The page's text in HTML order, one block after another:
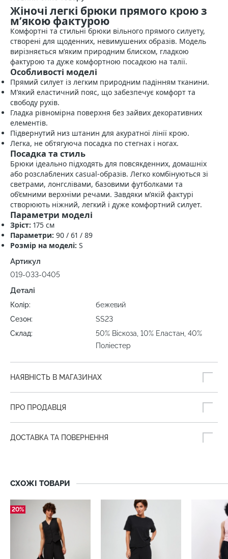
Жіночі легкі брюки прямого крою з
м’якою фактурою
Комфортні та стильні брюки вільного прямого силуету,
створені для щоденних, невимушених образів. Модель
вирізняється м’яким природним блиском, гладкою
фактурою та дуже комфортною посадкою на талії.
Особливості моделі
Прямий силует із легким природним падінням тканини.
М’який еластичний пояс, що забезпечує комфорт та
свободу рухів.
Гладка рівномірна поверхня без зайвих декоративних
елементів.
Підвернутий низ штанин для акуратної лінії крою.
Легка, не обтягуюча посадка по стегнах і ногах.
Посадка та стиль
Брюки ідеально підходять для повсякденних, домашніх
або розслаблених casual‑образів. Легко комбінуються зі
светрами, лонгслівами, базовими футболками та
об’ємними верхніми речами. Завдяки м’якій фактурі
створюють ніжний, легкий і дуже комфортний силует.
Параметри моделі
Зріст: 175 см
Параметри: 90 / 61 / 89
Розмір на моделі: S
Артикул
019-033-0405
Деталі
Колір:
бежевий
Сезон:
SS23
Склад:
50% Віскоза, 10% Еластан, 40%
Поліестер
НАЯВНІСТЬ В МАГАЗИНАХ
ПРО ПРОДАВЦЯ
ДОСТАВКА ТА ПОВЕРНЕННЯ
СХОЖІ ТОВАРИ
20%